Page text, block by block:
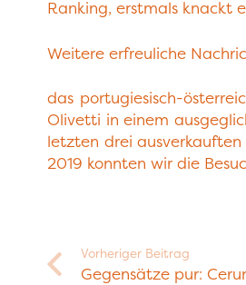
Ranking, erstmals knackt
Weitere erfreuliche
das portugiesisch-
Olivetti in einem
letzten drei
2019 konnten wir die
Vorheriger Beitrag
Gegensätze pur: